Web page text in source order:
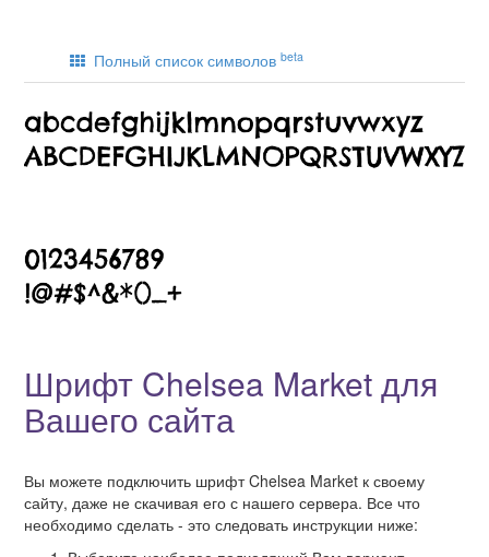
Полный список символов beta
Шрифт Chelsea Market для
Вашего сайта
Вы можете подключить шрифт Chelsea Market к своему
сайту, даже не скачивая его с нашего сервера. Все что
необходимо сделать - это следовать инструкции ниже: